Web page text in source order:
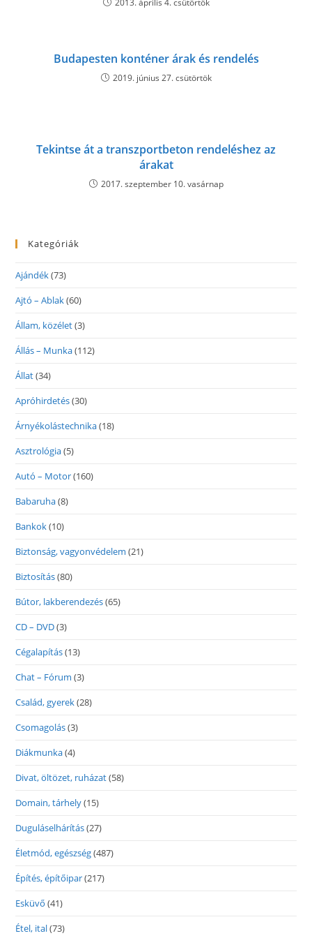
2013. április 4. csütörtök
Budapesten konténer árak és rendelés
2019. június 27. csütörtök
Tekintse át a transzportbeton rendeléshez az
árakat
2017. szeptember 10. vasárnap
Kategóriák
Ajándék(73)
Ajtó – Ablak(60)
Állam, közélet(3)
Állás – Munka(112)
Állat(34)
Apróhirdetés(30)
Árnyékolástechnika(18)
Asztrológia(5)
Autó – Motor(160)
Babaruha(8)
Bankok(10)
Biztonság, vagyonvédelem (21)
Biztosítás(80)
Bútor, lakberendezés(65)
CD – DVD(3)
Cégalapítás(13)
Chat – Fórum (3)
Család, gyerek(28)
Csomagolás(3)
Diákmunka(4)
Divat, öltözet, ruházat(58)
Domain, tárhely(15)
Duguláselhárítás(27)
Életmód, egészség(487)
Építés, építőipar(217)
Esküvő (41)
Étel, ital(73)